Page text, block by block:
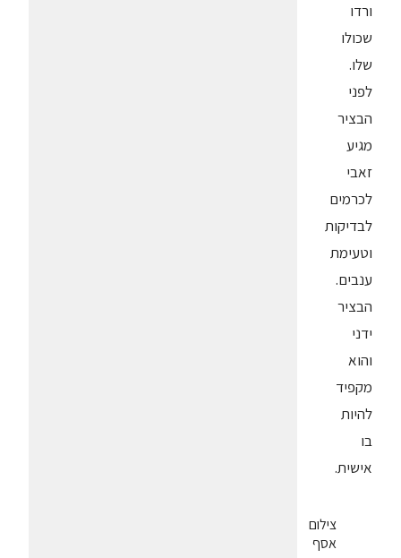
ורדו
שכולו
שלו.
לפני
הבציר
מגיע
זאבי
לכרמים
לבדיקות
וטעימת
ענבים.
הבציר
ידני
והוא
מקפיד
להיות
בו
אישית.
צילום
אסף